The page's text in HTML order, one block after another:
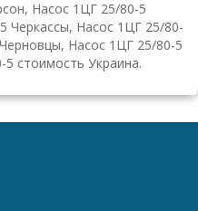
Насос 1ЦГ 25/80-5
Черкассы, Насос 1ЦГ 25/80-
Черновцы, Насос 1ЦГ 25/80-5
5 стоимость Украина.